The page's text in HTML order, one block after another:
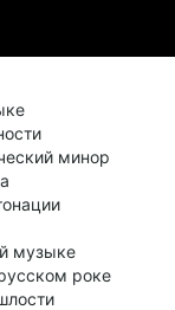
минор
музыке
роке